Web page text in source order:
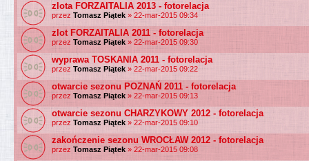
zlota FORZAITALIA 2013 - fotorelacja
przez Tomasz Piątek » 22-mar-2015 09:34
zlot FORZAITALIA 2011 - fotorelacja
przez Tomasz Piątek » 22-mar-2015 09:30
wyprawa TOSKANIA 2011 - fotorelacja
przez Tomasz Piątek » 22-mar-2015 09:22
otwarcie sezonu POZNAŃ 2011 - fotorelacja
przez Tomasz Piątek » 22-mar-2015 09:13
otwarcie sezonu CHARZYKOWY 2012 - fotorelacja
przez Tomasz Piątek » 22-mar-2015 09:10
zakończenie sezonu WROCŁAW 2012 - fotorelacja
przez Tomasz Piątek » 22-mar-2015 09:08